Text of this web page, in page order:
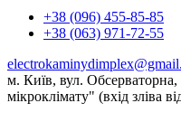
+38 (096) 455-85-85
+38 (063) 971-72-55
м. Київ, вул.
мікроклімату" (вхід зліва